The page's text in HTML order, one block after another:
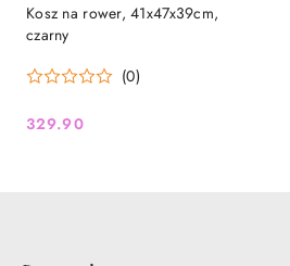
Kosz na rower, 41x47x39cm,
czarny
(0)
Cena:
329.90